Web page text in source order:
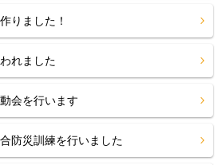
りました！
れました
会を行います
防災訓練を行いました